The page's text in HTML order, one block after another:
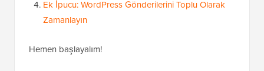
Ek İpucu: WordPress Gönderilerini Toplu Olarak
Zamanlayın
Hemen başlayalım!